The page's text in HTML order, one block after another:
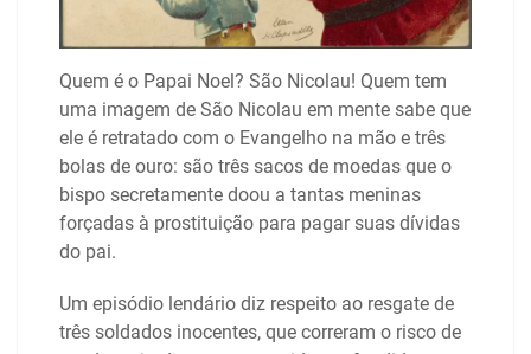
Quem é o Papai Noel? São Nicolau! Quem tem
uma imagem de São Nicolau em mente sabe que
ele é retratado com o Evangelho na mão e três
bolas de ouro: são três sacos de moedas que o
bispo secretamente doou a tantas meninas
forçadas à prostituição para pagar suas dívidas
do pai.
Um episódio lendário diz respeito ao resgate de
três soldados inocentes, que correram o risco de